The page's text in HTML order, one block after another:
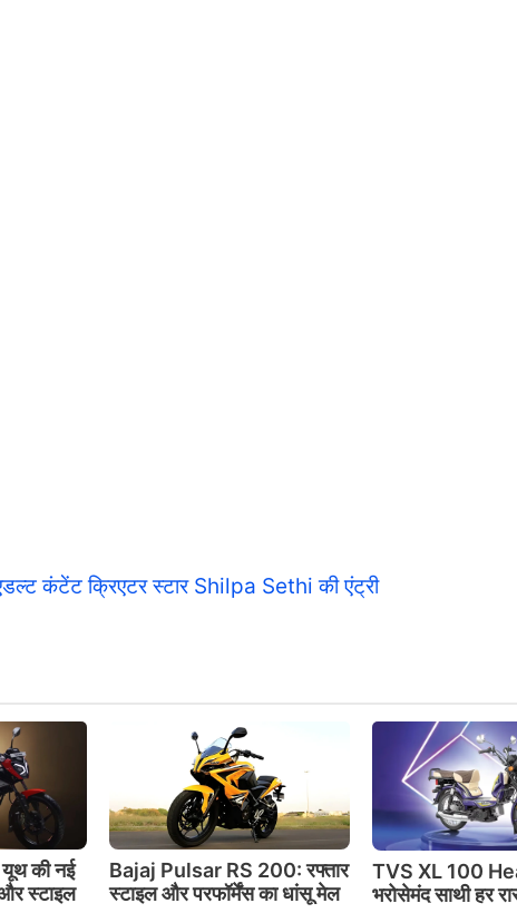
कंटेंट क्रिएटर स्टार Shilpa Sethi की एंट्री
की नई
स्टाइल
Bajaj Pulsar RS 200: रफ्तार
स्टाइल और परफॉर्मेंस का धांसू मेल
TVS XL 100
भरोसेमंद साथी हर